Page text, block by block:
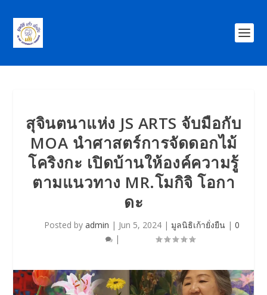
สุจินตนาแห่ง JS ARTS จับมือกับ
MOA นำศาสตร์การจัดดอกไม้
โคริงกะ เปิดบ้านให้องค์ความรู้
ตามแนวทาง MR.โมกิจิ โอกา
ดะ
Posted by admin | Jun 5, 2024 | มูลนิธิเก้ายั่งยืน | 0
|